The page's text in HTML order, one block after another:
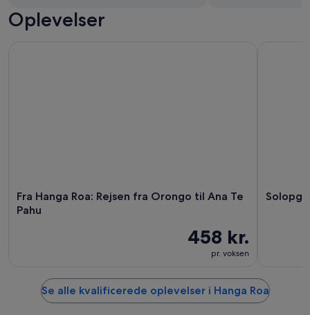
Oplevelser
Fra Hanga Roa: Rejsen fra Orongo til Ana Te
Pahu
458 kr.
pr. voksen
Se alle kvalificerede oplevelser i Hanga Roa